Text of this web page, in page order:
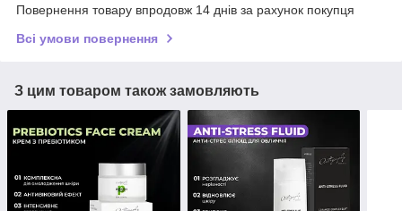
Повернення товару впродовж 14 днів за рахунок покупця
Всі умови повернення
З цим товаром також замовляють